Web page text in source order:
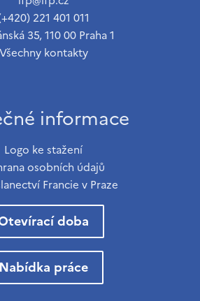
221 401 011
35, 110 00 Praha 1
Všechny kontakty
informace
Logo ke stažení
osobních údajů
Francie v Praze
Otevírací doba
Nabídka práce